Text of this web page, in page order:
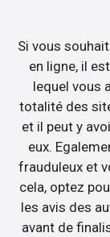
Si vous
en ligne, il
lequel vous
totalité des
et il peut y
eux.
frauduleux et
cela, optez
les avis des
avant de